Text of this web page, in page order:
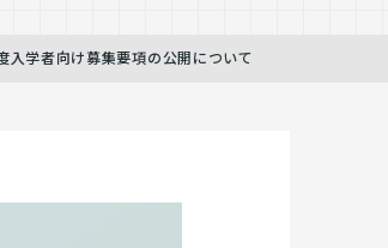
入学者向け募集要項の公開について